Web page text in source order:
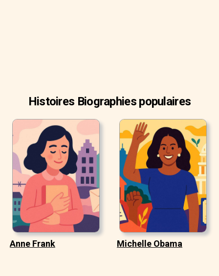
Histoires Biographies populaires
Anne Frank Michelle Obama